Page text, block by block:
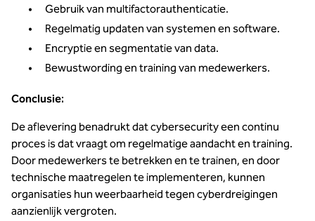
Gebruik van multifactorauthenticatie.
Regelmatig updaten van systemen en software.
Encryptie en segmentatie van data.
Bewustwording en training van medewerkers.
Conclusie:
De aflevering benadrukt dat cybersecurity een continu
proces is dat vraagt om regelmatige aandacht en training.
Door medewerkers te betrekken en te trainen, en door
technische maatregelen te implementeren, kunnen
organisaties hun weerbaarheid tegen cyberdreigingen
aanzienlijk vergroten.